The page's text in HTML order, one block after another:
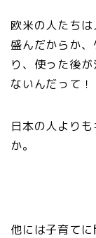
欧米の人たち
盛んだからか
り、使った後
ないんだって！
日本の人より
か。
他には子育て